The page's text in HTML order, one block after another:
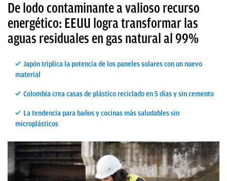
De lodo contaminante a valioso recurso
energético: EEUU logra transformar las
aguas residuales en gas natural al 99%
Japón triplica la potencia de los paneles solares con un nuevo
material
Colombia crea casas de plástico reciclado en 5 días y sin cemento
La tendencia para baños y cocinas más saludables sin
microplásticos